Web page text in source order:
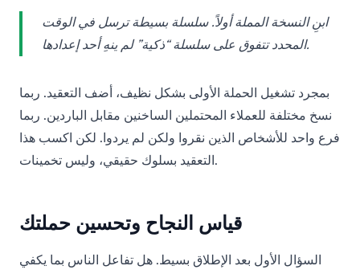
ابنِ النسخة المملة أولاً. سلسلة بسيطة ترسل في الوقت
المحدد تتفوق على سلسلة “ذكية” لم ينهِ أحد إعدادها.
بمجرد تشغيل الحملة الأولى بشكل نظيف، أضف التعقيد. ربما
نسخ مختلفة للعملاء المحتملين الساخنين مقابل الباردين. ربما
فرع واحد للأشخاص الذين نقروا ولكن لم يردوا. لكن اكسب هذا
التعقيد بسلوك حقيقي، وليس تخمينات.
قياس النجاح وتحسين حملتك
السؤال الأول بعد الإطلاق بسيط. هل تفاعل الناس بما يكفي